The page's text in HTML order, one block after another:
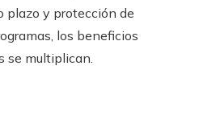
plazo y protección de
los beneficios
se multiplican.